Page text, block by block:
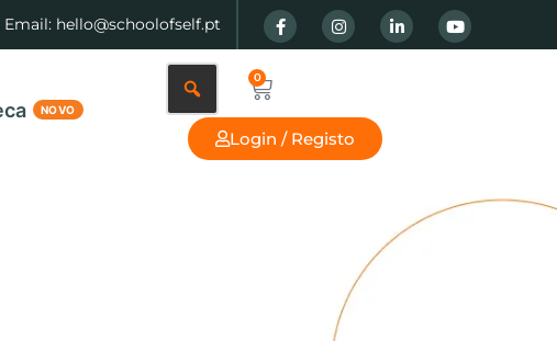
Email: hello@schoolofself.pt
0
Login / Registo